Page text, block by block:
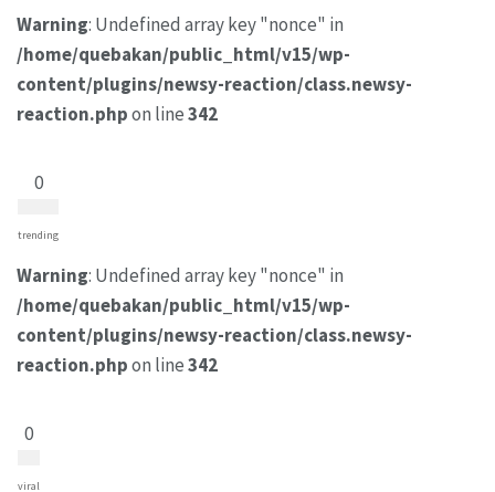
Warning: Undefined array key "nonce" in
/home/quebakan/public_html/v15/wp-
content/plugins/newsy-reaction/class.newsy-
reaction.phpon line342
0
trending
Warning: Undefined array key "nonce" in
/home/quebakan/public_html/v15/wp-
content/plugins/newsy-reaction/class.newsy-
reaction.phpon line342
0
viral